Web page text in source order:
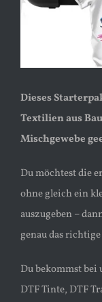
Dieses
Textilien aus
Mischgewebe
Du möchtest die
ohne gleich ein
auszugeben –
genau das
Du bekommst
DTF Tinte, DTF